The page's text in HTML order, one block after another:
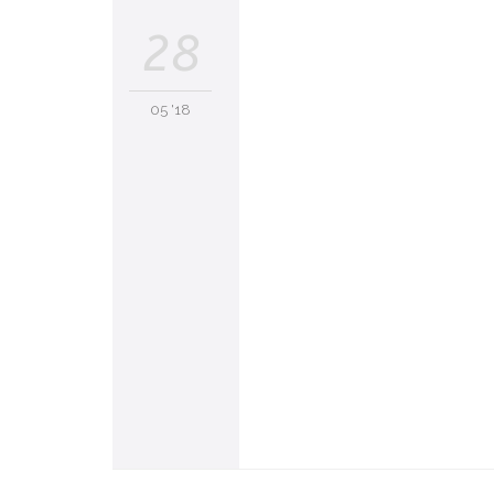
28
05 '18